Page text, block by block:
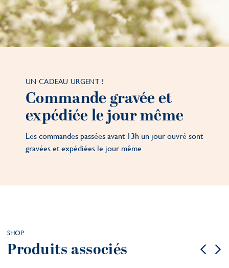
UN CADEAU URGENT ?
Commande gravée et
expédiée le jour même
Les commandes passées avant 13h un jour ouvré sont
gravées et expédiées le jour même
SHOP
Produits associés